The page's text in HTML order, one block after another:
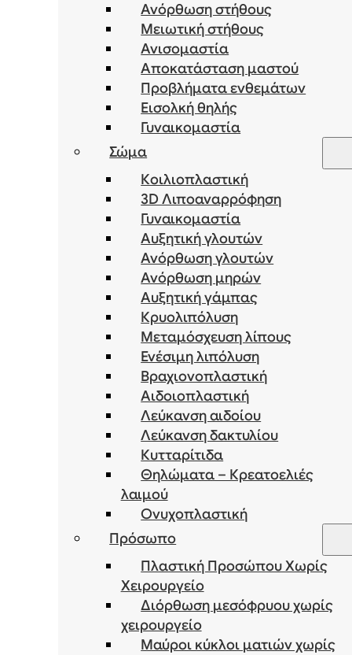
Ανόρθωση στήθους
Μειωτική στήθους
Ανισομαστία
Αποκατάσταση μαστού
Προβλήματα ενθεμάτων
Εισολκή θηλής
Γυναικομαστία
Σώμα
Κοιλιοπλαστική
3D Λιποαναρρόφηση
Γυναικομαστία
Αυξητική γλουτών
Ανόρθωση γλουτών
Ανόρθωση μηρών
Αυξητική γάμπας
Κρυολιπόλυση
Μεταμόσχευση λίπους
Ενέσιμη λιπόλυση
Bραχιονοπλαστική
Αιδοιοπλαστική
Λεύκανση αιδοίου
Λεύκανση δακτυλίου
Κυτταρίτιδα
Θηλώματα – Κρεατοελιές
λαιμού
Ονυχοπλαστική
Πρόσωπο
Πλαστική Προσώπου Χωρίς
Χειρουργείο
Διόρθωση μεσόφρυου χωρίς
χειρουργείο
Μαύροι κύκλοι ματιών χωρίς